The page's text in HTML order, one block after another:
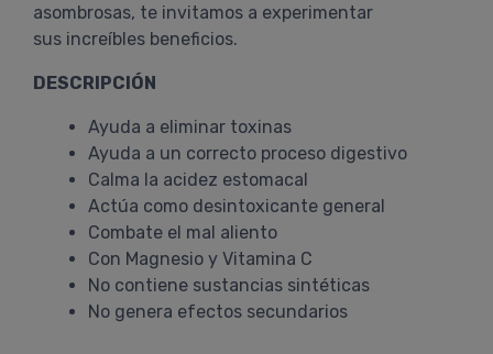
asombrosas, te invitamos a experimentar
sus increíbles beneficios.
DESCRIPCIÓN
Ayuda a eliminar toxinas
Ayuda a un correcto proceso digestivo
Calma la acidez estomacal
Actúa como desintoxicante general
Combate el mal aliento
Con Magnesio y Vitamina C
No contiene sustancias sintéticas
No genera efectos secundarios